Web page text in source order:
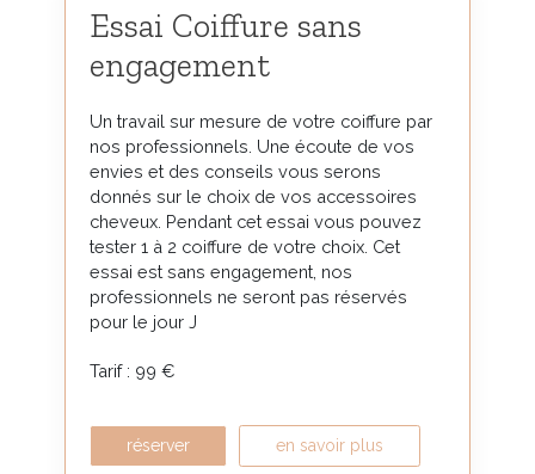
Essai Coiffure sans
engagement
Un travail sur mesure de votre coiffure par
nos professionnels. Une écoute de vos
envies et des conseils vous serons
donnés sur le choix de vos accessoires
cheveux. Pendant cet essai vous pouvez
tester 1 à 2 coiffure de votre choix. Cet
essai est sans engagement, nos
professionnels ne seront pas réservés
pour le jour J
Tarif : 99 €
réserver en savoir plus